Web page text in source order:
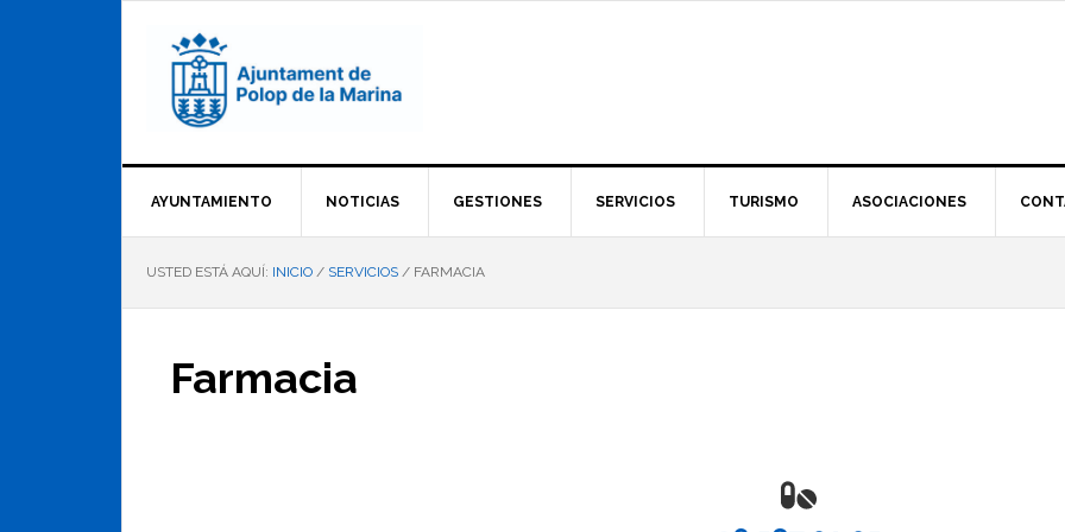
AYUNTAMIENTO NOTICIAS GESTIONES SERVICIOS TURISMO ASOCIACIONES
USTED ESTÁ AQUÍ: INICIO / SERVICIOS / FARMACIA
Farmacia